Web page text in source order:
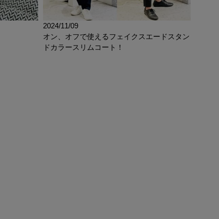
2024/11/09
オン、オフで使えるフェイクスエードスタン
ドカラースリムコート！